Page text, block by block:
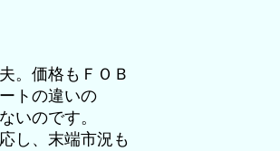
。価格もＦＯＢ
トの違いの
いのです。
し、末端市況も